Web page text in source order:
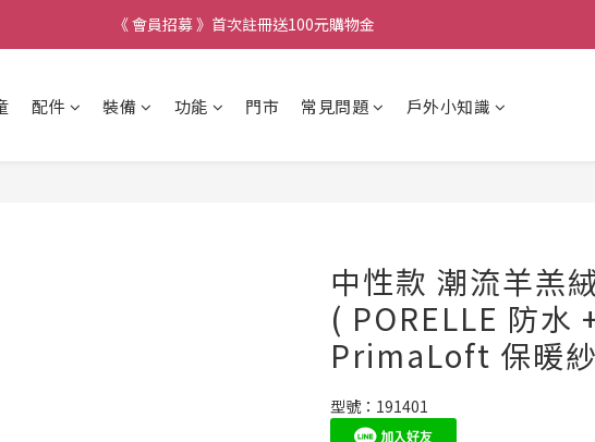
《 會員招募 》首次註冊送100元購物金
配件 裝備 功能 門市 常見問題 戶外小知識
中性款 潮流羊羔
( PORELLE 防水
PrimaLoft 保暖紗
型號：191401